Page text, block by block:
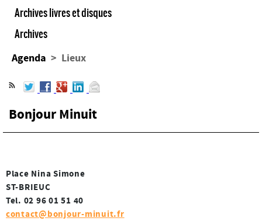
Archives livres et disques
Archives
Agenda > Lieux
Bonjour Minuit
Place Nina Simone
ST-BRIEUC
Tel. 02 96 01 51 40
contact@bonjour-minuit.fr